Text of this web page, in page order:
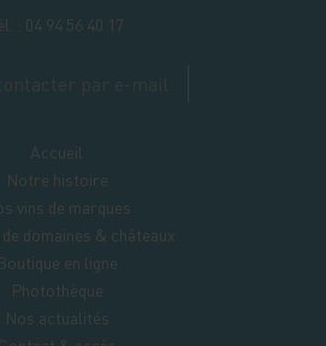
: 04 94 56 40 17
Accueil
Notre histoire
vins de marques
domaines & châteaux
en ligne
Photothèque
Nos actualités